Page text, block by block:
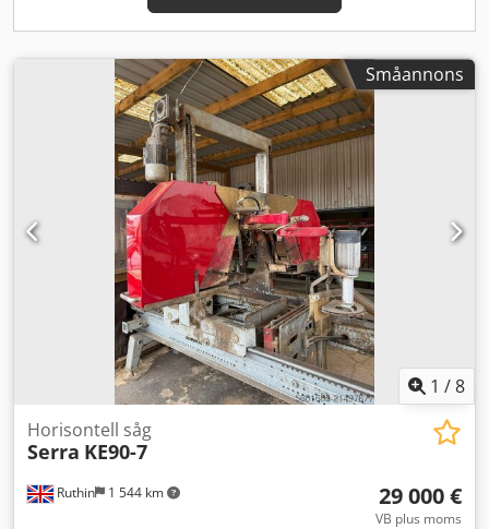
Ag Tjwa • En hårdmetallbestyckad sågklinga: 450 × 4,4 × 80
mm, Z = 40 tänder. • Sågklingans håldiameter: Ø 80 mm. •
Elektrisk utrustning o Styrskåp integrerat i maskinramen. •
Anslutningsdata o Övre, högra utsugningsanslutning: Ø
160 mm o Nedre, vänstra utsugningsanslutning: Ø 160 mm
o Utsugningsluftens hastighet: 30 m/s o Total
luftförbrukning: 4 340 m³/h o Tryckluftstillförsel: 6–8 bar •
Specifikationerna är endast avsedda som information.
Denna maskin erbjuds till försäljning på uppdrag av en
kund. Visning kan ordnas efter överenskommelse. Kontakta
oss via plattformens meddelandesystem för ytterligare
information och relevanta tekniska kontaktdetaljer.
Småannons
1 /8
Ruthin 1 544 km
Horisontell såg
Serra KE90-7
29 000 €
VB plus moms